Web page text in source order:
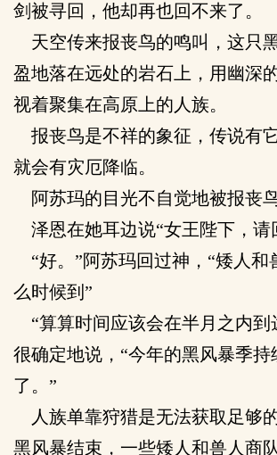
剑被寻回，他却再也回不来了。
天空传来报丧鸟的鸣叫，这只
盈地落在远处的岩石上，用幽深
视着聚集在高原上的人族。
报丧鸟是不祥的象征，传说有
就会有灾厄降临。
阿苏玛的目光不自觉地被报丧鸟
泽恩在她耳边说“女王陛下，请
“好。”阿苏玛回过神，“矮人和
么时候到”
“算算时间应该会在半月之内到
很确定地说，“今年的黑风暴季持
了。”
人族单靠狩猎是无法获取足够
黑风暴结束，一些矮人和兽人商